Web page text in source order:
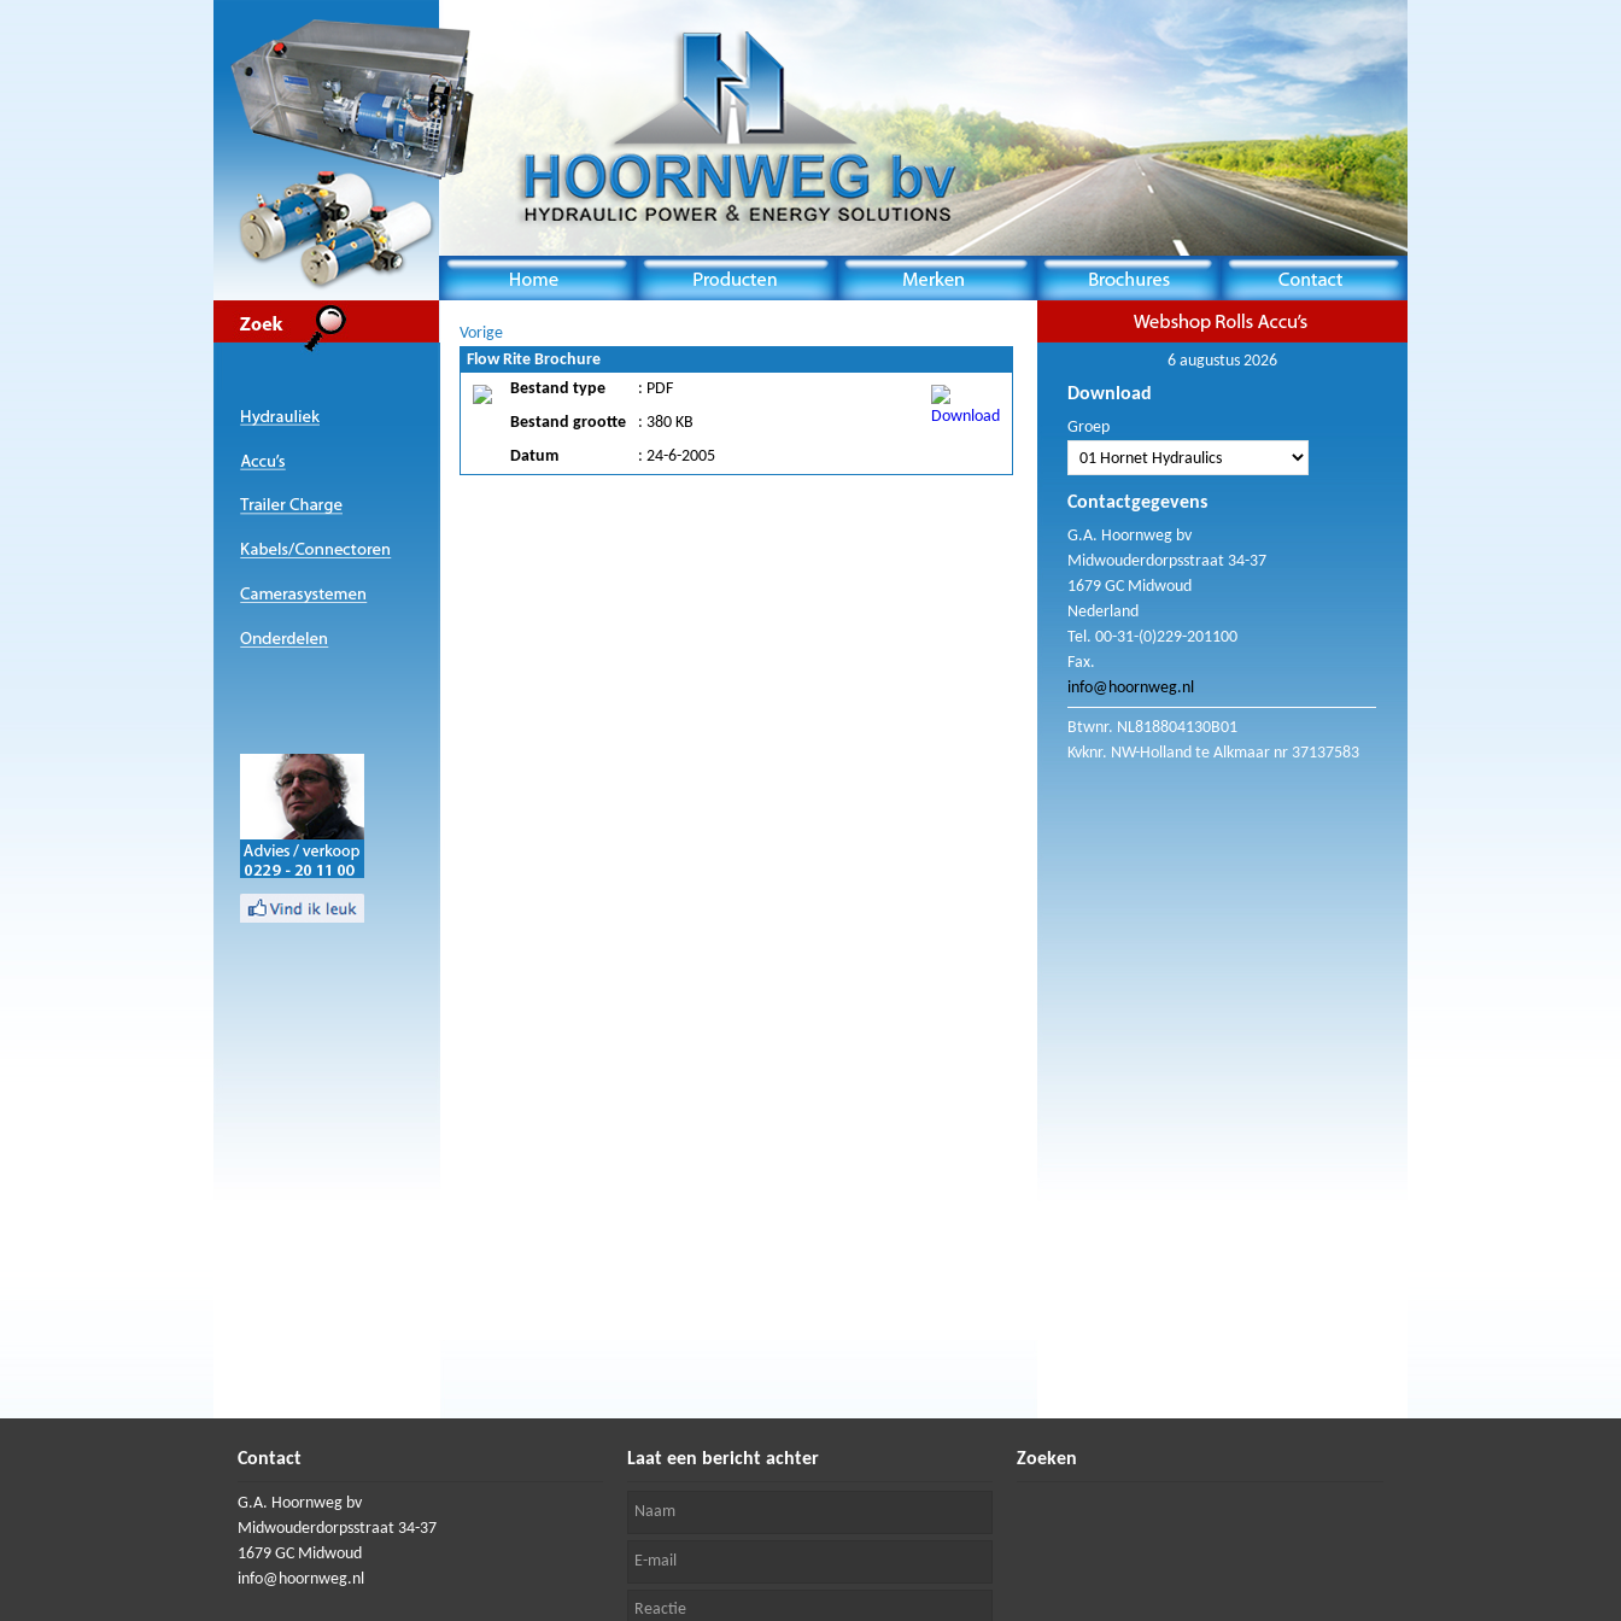
Vorige
Flow Rite Brochure
Bestand type
: PDF
Bestand grootte
: 380 KB
Datum
: 24-6-2005
6 augustus 2026
Download
Groep
Contactgegevens
G.A. Hoornweg bv
Midwouderdorpsstraat 34-37
1679 GC Midwoud
Nederland
Tel. 00-31-(0)229-201100
Fax.
info@hoornweg.nl
Btwnr. NL818804130B01
Kvknr. NW-Holland te Alkmaar nr 37137583
Contact
G.A. Hoornweg bv
Midwouderdorpsstraat 34-37
1679 GC Midwoud
info@hoornweg.nl
Laat een bericht achter Zoeken